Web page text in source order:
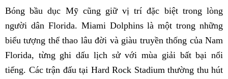
Bóng bầu dục Mỹ cũng giữ vị trí đặc biệt trong lòng
người dân Florida. Miami Dolphins là một trong những
biểu tượng thể thao lâu đời và giàu truyền thống của Nam
Florida, từng ghi dấu lịch sử với mùa giải bất bại nổi
tiếng. Các trận đấu tại Hard Rock Stadium thường thu hút